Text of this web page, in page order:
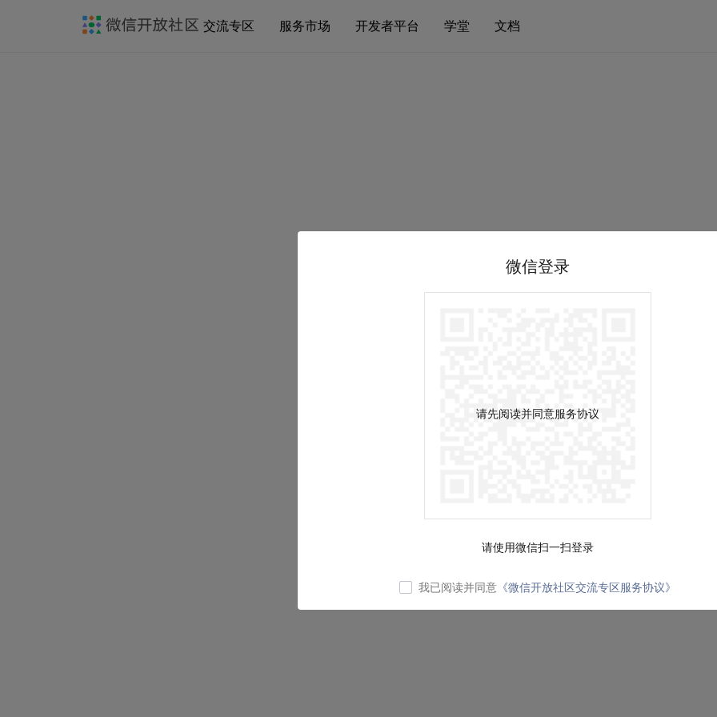
交流专区 服务市场 开发者平台 学堂 文档
微信登录
请先阅读并同意服务协议
请使用微信扫一扫登录
我已阅读并同意 《微信开放社区交流专区服务协议》